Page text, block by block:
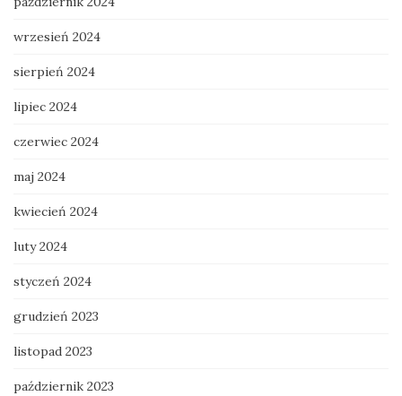
wrzesień 2024
sierpień 2024
lipiec 2024
czerwiec 2024
maj 2024
kwiecień 2024
luty 2024
styczeń 2024
grudzień 2023
listopad 2023
październik 2023